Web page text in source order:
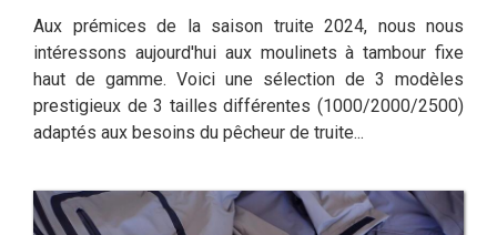
Aux prémices de la saison truite 2024, nous nous
intéressons aujourd'hui aux moulinets à tambour fixe
haut de gamme. Voici une sélection de 3 modèles
prestigieux de 3 tailles différentes (1000/2000/2500)
adaptés aux besoins du pêcheur de truite...